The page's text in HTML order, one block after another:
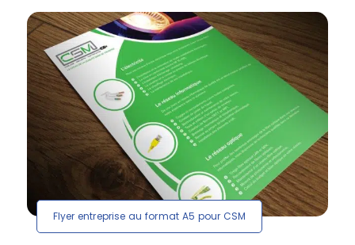
Flyer entreprise au format A5 pour CSM